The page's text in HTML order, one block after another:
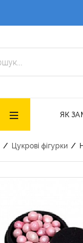
ЯК
/ Цукрові фігурки /